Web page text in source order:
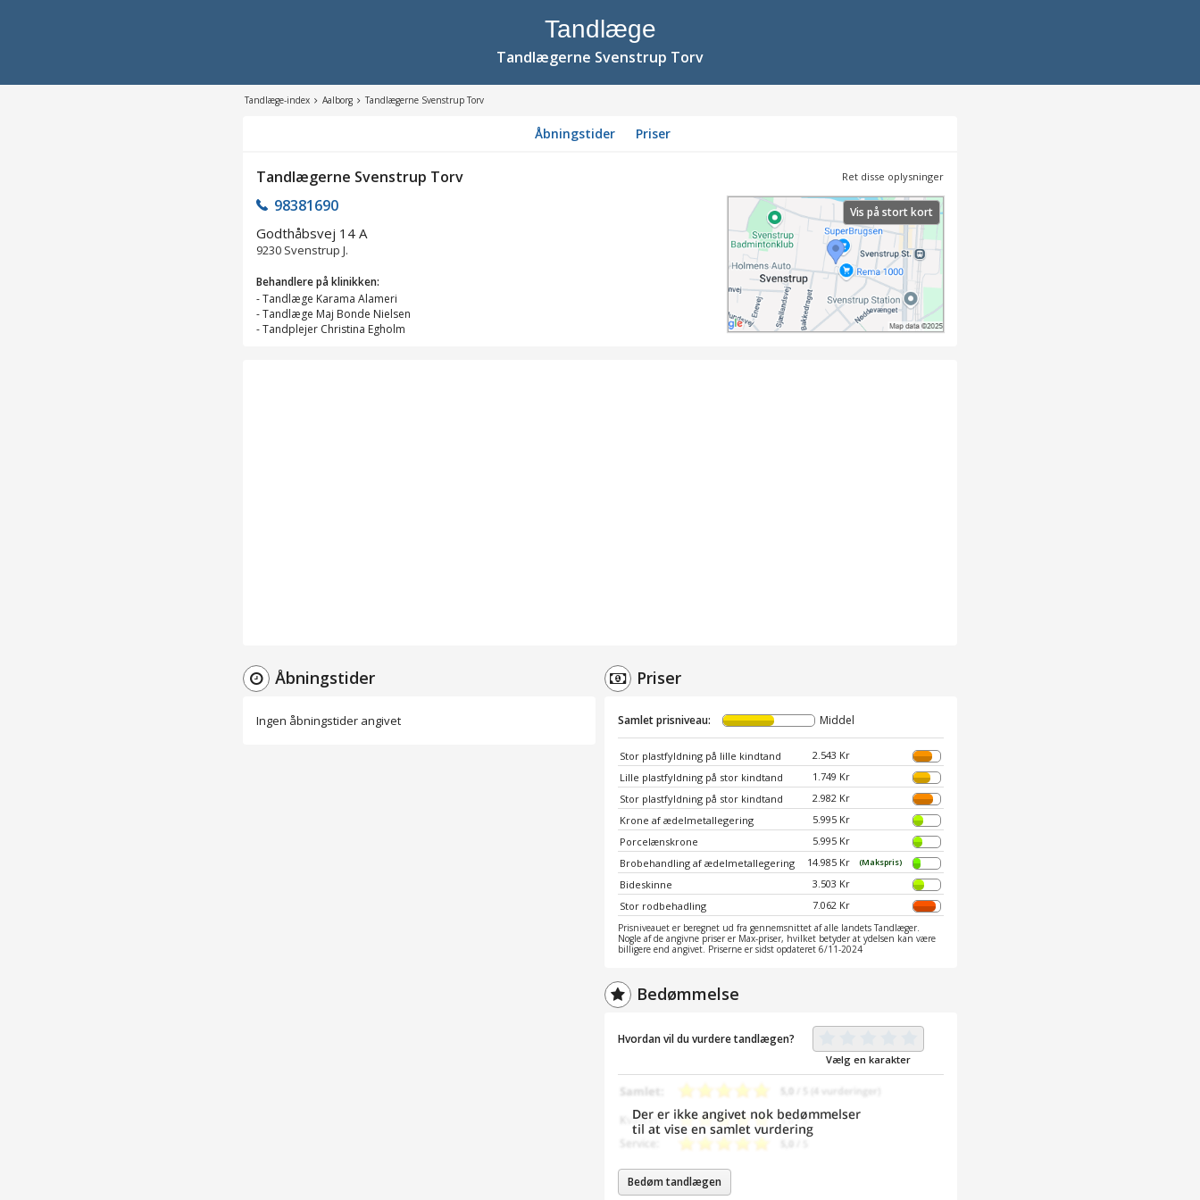
Tandlæge
Tandlægerne Svenstrup Torv
Tandlæge-index Aalborg Tandlægerne Svenstrup Torv
Åbningstider Priser
Tandlægerne Svenstrup Torv
98381690
Godthåbsvej 14 A
9230 Svenstrup J.
Behandlere på klinikken:
-Tandlæge Karama Alameri
-Tandlæge Maj Bonde Nielsen
-Tandplejer Christina Egholm
Ret disse oplysninger
Vis på stort kort
Åbningstider
Ingen åbningstider angivet
Priser
Samlet prisniveau: Middel
Stor plastfyldning på lille kindtand
2.543 Kr
Lille plastfyldning på stor kindtand
1.749 Kr
Stor plastfyldning på stor kindtand
2.982 Kr
Krone af ædelmetallegering
5.995 Kr
Porcelænskrone
5.995 Kr
Brobehandling af ædelmetallegering
14.985 Kr (Makspris)
Bideskinne
3.503 Kr
Stor rodbehadling
7.062 Kr
Prisniveauet er beregnet ud fra gennemsnittet af alle landets Tandlæger.
Nogle af de angivne priser er Max-priser, hvilket betyder at ydelsen kan være
billigere end angivet. Priserne er sidst opdateret 6/11-2024
Bedømmelse
Hvordan vil du vurdere tandlægen?
Vælg en karakter
Bedøm tandlægen